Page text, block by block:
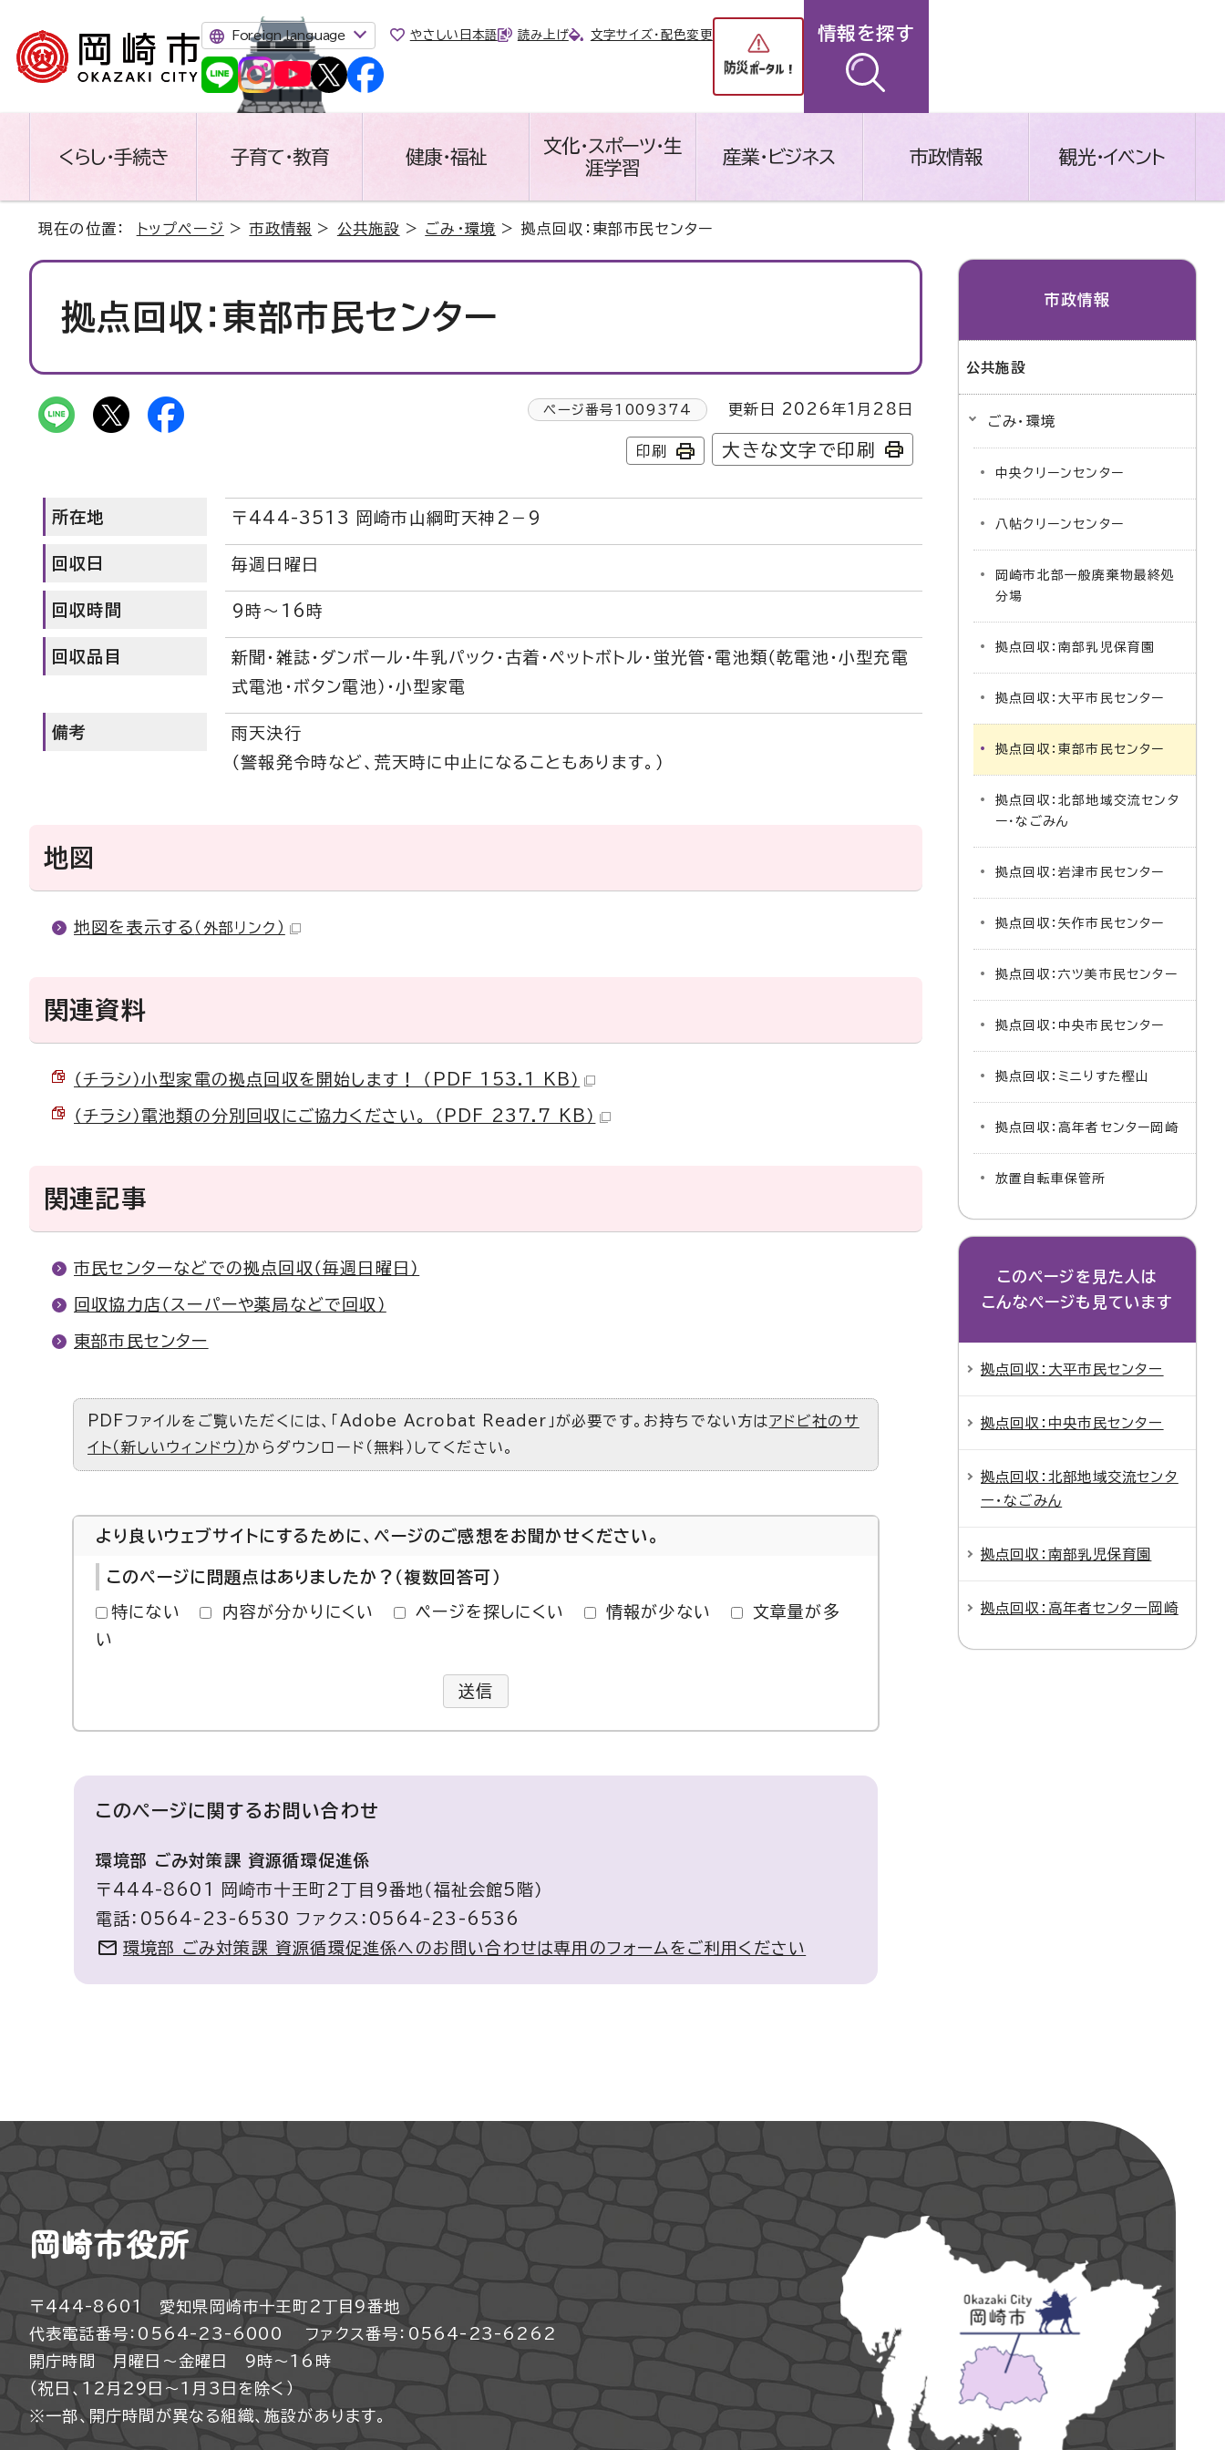
Foreign language やさしい日本語 読み上げ 文字サイズ・配色変更 情報を探す
くらし・手続き 子育て・教育 健康・福祉
文化・スポーツ・生
涯学習
産業・ビジネス 市政情報 観光・イベント
現在の位置： トップページ >市政情報 > 公共施設 > ごみ・環境 > 拠点回収：東部市民センター
拠点回収：東部市民センター
ページ番号 1009374 更新日 2026年1月28日
印刷 大きな文字で印刷
所在地 〒444-3513 岡崎市山綱町天神2－9
回収日 毎週日曜日
回収時間 9時～16時
回収品目
新聞・雑誌・ダンボール・牛乳パック・古着・ペットボトル・蛍光管・電池類（乾電池・小型充電
式電池・ボタン電池）・小型家電
備考
雨天決行
（警報発令時など、荒天時に中止になることもあります。）
地図
地図を表示する （外部リンク）
関連資料
（チラシ）小型家電の拠点回収を開始します！ （PDF 153.1 KB）
（チラシ）電池類の分別回収にご協力ください。 （PDF 237.7 KB）
関連記事
市民センターなどでの拠点回収（毎週日曜日）
回収協力店（スーパーや薬局などで回収）
東部市民センター
PDFファイルをご覧いただくには、「Adobe Acrobat Reader」が必要です。お持ちでない方はアドビ社のサ
イト（新しいウィンドウ）からダウンロード（無料）してください。
より良いウェブサイトにするために、ページのご感想をお聞かせください。
このページに問題点はありましたか？（複数回答可）
特にない 内容が分かりにくい ページを探しにくい 情報が少ない
文章量が多
い
送信
このページに関するお問い合わせ
環境部 ごみ対策課 資源循環促進係
〒444-8601 岡崎市十王町2丁目9番地（福祉会館5階）
電話：0564-23-6530 ファクス：0564-23-6536
環境部 ごみ対策課 資源循環促進係へのお問い合わせは専用のフォームをご利用ください
市政情報
公共施設
ごみ・環境
中央クリーンセンター
八帖クリーンセンター
岡崎市北部一般廃棄物最終処
分場
拠点回収：南部乳児保育園
拠点回収：大平市民センター
拠点回収：東部市民センター
拠点回収：北部地域交流センタ
ー・なごみん
拠点回収：岩津市民センター
拠点回収：矢作市民センター
拠点回収：六ツ美市民センター
拠点回収：中央市民センター
拠点回収：ミニりすた樫山
拠点回収：高年者センター岡崎
放置自転車保管所
このページを見た人は
こんなページも見ています
拠点回収：大平市民センター
拠点回収：中央市民センター
拠点回収：北部地域交流センタ
ー・なごみん
拠点回収：南部乳児保育園
拠点回収：高年者センター岡崎
岡崎市役所
〒444-8601 愛知県岡崎市十王町2丁目9番地
代表電話番号：0564-23-6000
ファクス番号：0564-23-6262
開庁時間 月曜日～金曜日 9時～16時
（祝日、12月29日～1月3日を除く）
※一部、開庁時間が異なる組織、施設があります。